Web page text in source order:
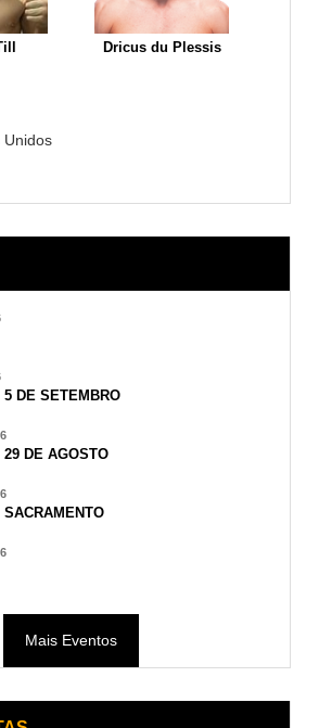
Dricus du Plessis
Unidos
5 DE SETEMBRO
29 DE AGOSTO
SACRAMENTO
Mais Eventos